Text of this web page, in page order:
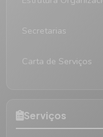
Secretarias
Carta de Serviços
Serviços